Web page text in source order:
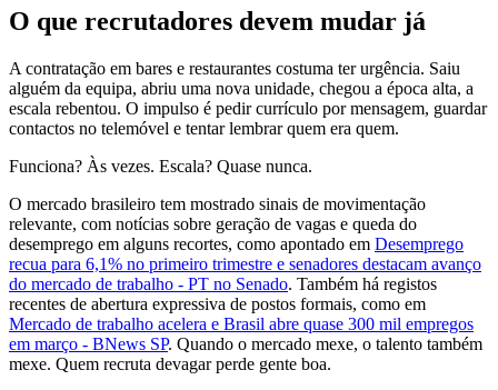
O que recrutadores devem mudar já
A contratação em bares e restaurantes costuma ter urgência. Saiu
alguém da equipa, abriu uma nova unidade, chegou a época alta, a
escala rebentou. O impulso é pedir currículo por mensagem, guardar
contactos no telemóvel e tentar lembrar quem era quem.
Funciona? Às vezes. Escala? Quase nunca.
O mercado brasileiro tem mostrado sinais de movimentação
relevante, com notícias sobre geração de vagas e queda do
desemprego em alguns recortes, como apontado em Desemprego
recua para 6,1% no primeiro trimestre e senadores destacam avanço
do mercado de trabalho - PT no Senado. Também há registos
recentes de abertura expressiva de postos formais, como em
Mercado de trabalho acelera e Brasil abre quase 300 mil empregos
em março - BNews SP. Quando o mercado mexe, o talento também
mexe. Quem recruta devagar perde gente boa.